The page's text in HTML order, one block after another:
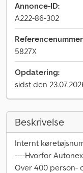
Annonce-ID:
A222-86-302
5827X
Opdatering:
sidst den
Beskrivelse
Internt
----Hvorfor
Over 400 person-